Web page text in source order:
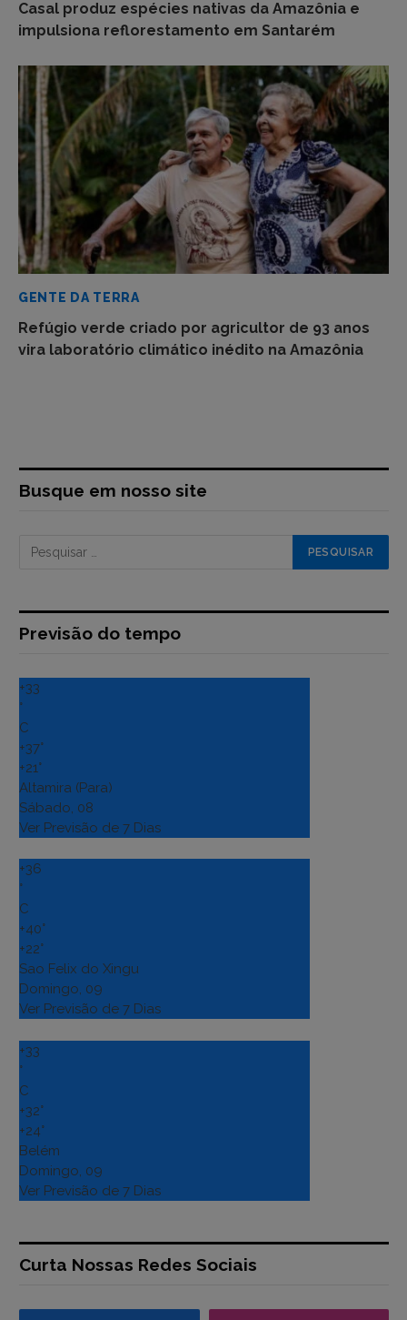
Casal produz espécies nativas da Amazônia e
impulsiona reflorestamento em Santarém
GENTE DA TERRA
Refúgio verde criado por agricultor de 93 anos
vira laboratório climático inédito na Amazônia
Busque em nosso site
Previsão do tempo
+33
°
C
+37°
+21°
Altamira (Para)
Sábado, 08
Ver Previsão de 7 Dias
+36
°
C
+40°
+22°
Sao Felix do Xingu
Domingo, 09
Ver Previsão de 7 Dias
+33
°
C
+32°
+24°
Belém
Domingo, 09
Ver Previsão de 7 Dias
Curta Nossas Redes Sociais